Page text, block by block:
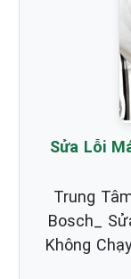
Sửa Lỗi
Trung
Bosch_
Không